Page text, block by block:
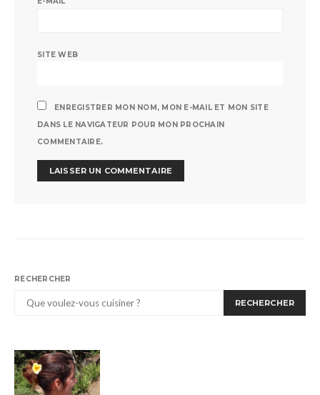
SITE WEB
ENREGISTRER MON NOM, MON E-MAIL ET MON SITE
DANS LE NAVIGATEUR POUR MON PROCHAIN
COMMENTAIRE.
RECHERCHER
RECHERCHER